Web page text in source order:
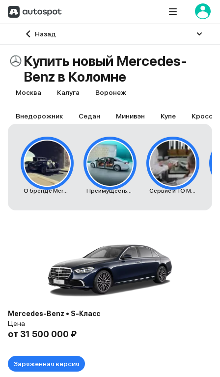
Назад
Главная
Купить новый Mercedes-
Benz в Коломне
Москва Калуга Воронеж
Внедорожник Седан Минивэн Купе
О бренде Mercedes-Benz Преимущества автомобилей Mercedes-Benz Сервис и ТО Mercedes-Benz
Mercedes-Benz • S-Класс
Цена
от 31 500 000 ₽
Заряженная версия